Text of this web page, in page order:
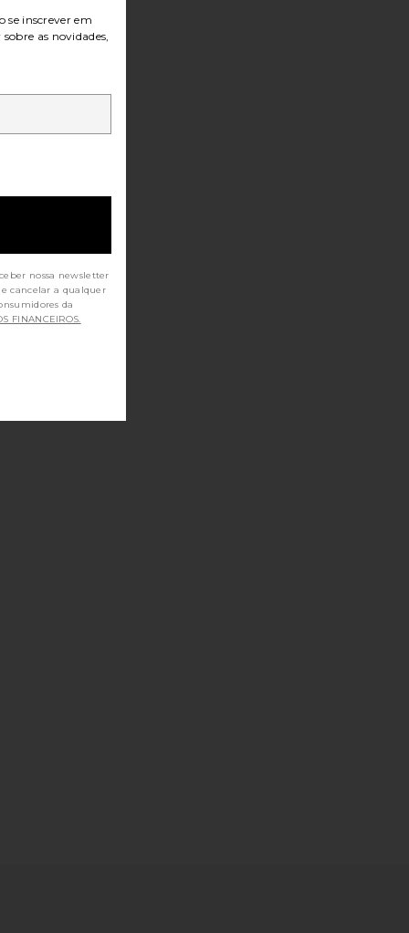
se inscrever em
as novidades,
nossa newsletter
cancelar a qualquer
FINANCEIROS.